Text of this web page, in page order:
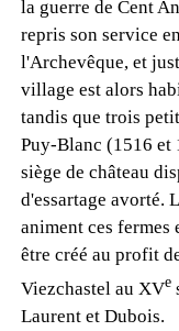
la guerre de Cent
repris son service
l'Archevêque, et
village est alors
tandis que trois
Puy-Blanc (1516 et
siège de château
d'essartage avorté.
animent ces fermes
être créé au profit
Viezchastel au XVe
Laurent et Dubois.